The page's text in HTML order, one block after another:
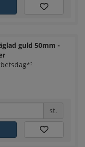
guld 50mm -
st.